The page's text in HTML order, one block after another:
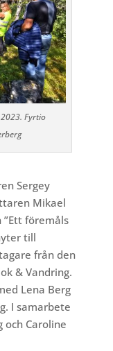
Fyrtio
Sergey
Mikael
Ett föremåls
till
från den
& Vandring.
Lena Berg
I samarbete
och Caroline